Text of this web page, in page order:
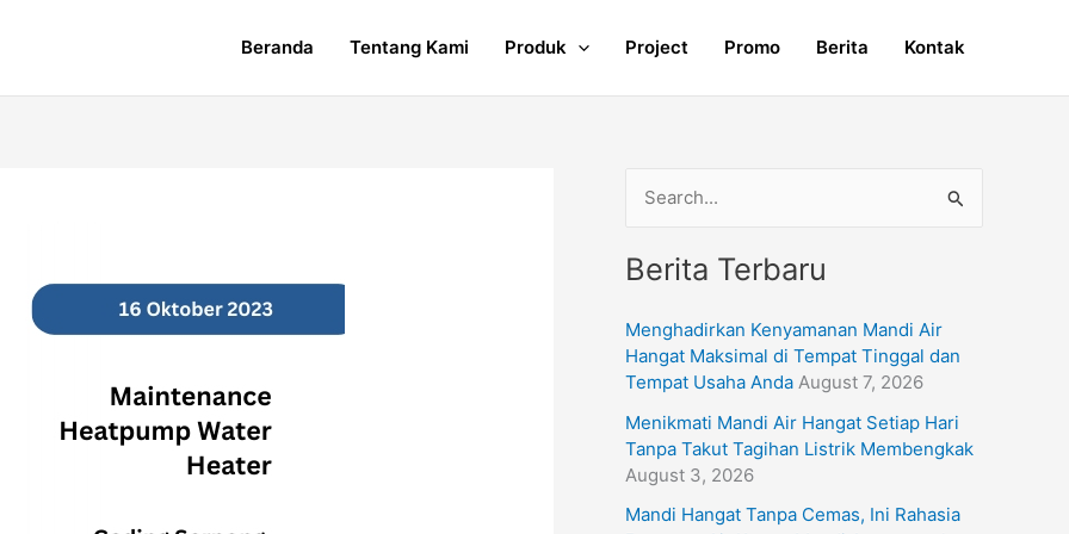
Beranda Tentang Kami Produk Project Promo Berita Kontak
a
c
h
f
o
r
:
Berita Terbaru
Menghadirkan Kenyamanan Mandi Air
Hangat Maksimal di Tempat Tinggal dan
Tempat Usaha Anda August 7, 2026
Menikmati Mandi Air Hangat Setiap Hari
Tanpa Takut Tagihan Listrik Membengkak
August 3, 2026
Mandi Hangat Tanpa Cemas, Ini Rahasia